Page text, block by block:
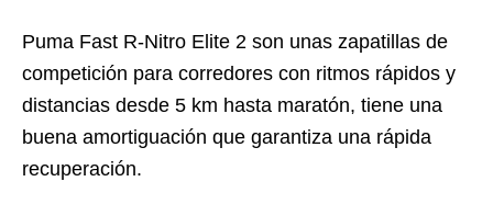
Puma Fast R-Nitro Elite 2 son unas zapatillas de
competición para corredores con ritmos rápidos y
distancias desde 5 km hasta maratón, tiene una
buena amortiguación que garantiza una rápida
recuperación.